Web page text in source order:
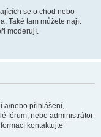
se o chod nebo
Také tam můžete najít
moderují.
a/nebo přihlášení,
fórum, nebo administrátor
kontaktujte